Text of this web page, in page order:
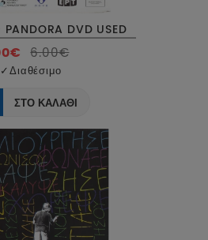
DVD USED
6.00€
✓Διαθέσιμο
ΣΤΟ ΚΑΛΑΘΙ